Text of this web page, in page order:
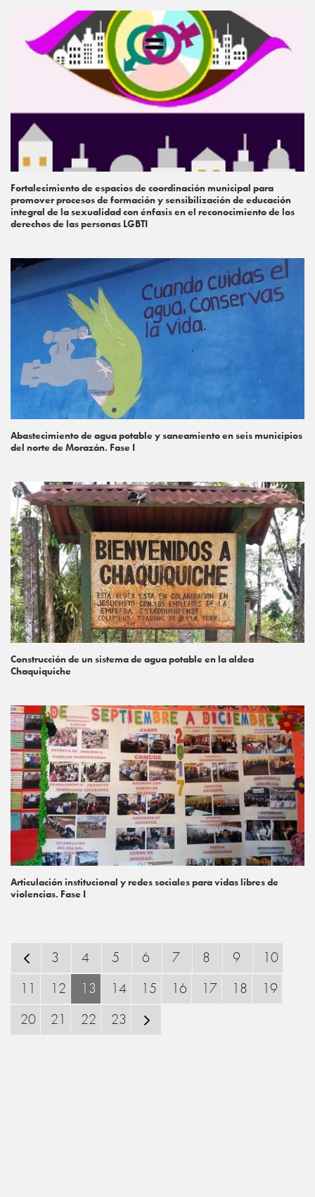
Fortalecimiento de espacios de coordinación municipal para
promover procesos de formación y sensibilización de educación
integral de la sexualidad con énfasis en el reconocimiento de los
derechos de las personas LGBTI
Abastecimiento de agua potable y saneamiento en seis municipios
del norte de Morazán. Fase I
Construcción de un sistema de agua potable en la aldea
Chaquiquiche
Articulación institucional y redes sociales para vidas libres de
violencias. Fase I
3 4 5 6 7 8 9
10
11
12 13 14 15 16 17 18
19
20
21 22 23